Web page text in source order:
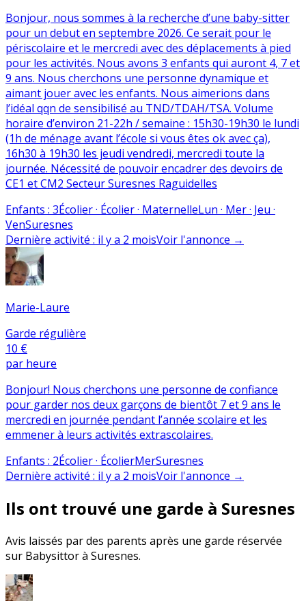
Bonjour, nous sommes à la recherche d’une baby-sitter
pour un debut en septembre 2026. Ce serait pour le
périscolaire et le mercredi avec des déplacements à pied
pour les activités. Nous avons 3 enfants qui auront 4, 7 et
9 ans. Nous cherchons une personne dynamique et
aimant jouer avec les enfants. Nous aimerions dans
l’idéal qqn de sensibilisé au TND/TDAH/TSA. Volume
horaire d’environ 21-22h / semaine : 15h30-19h30 le lundi
(1h de ménage avant l’école si vous êtes ok avec ça),
16h30 à 19h30 les jeudi vendredi, mercredi toute la
journée. Nécessité de pouvoir encadrer des devoirs de
CE1 et CM2 Secteur Suresnes Raguidelles
Enfants : 3Écolier · Écolier · MaternelleLun · Mer · Jeu ·
VenSuresnes
Dernière activité : il y a 2 moisVoir l'annonce →
Marie-Laure
Garde régulière
10 €
par heure
Bonjour! Nous cherchons une personne de confiance
pour garder nos deux garçons de bientôt 7 et 9 ans le
mercredi en journée pendant l’année scolaire et les
emmener à leurs activités extrascolaires.
Enfants : 2Écolier · ÉcolierMerSuresnes
Dernière activité : il y a 2 moisVoir l'annonce →
Ils ont trouvé une garde à Suresnes
Avis laissés par des parents après une garde réservée
sur Babysittor à Suresnes.